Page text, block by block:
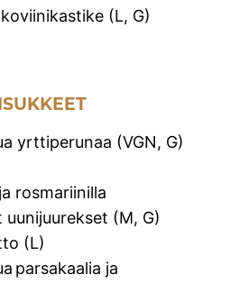
(L, G)
yrttiperunaa (VGN, G)
rosmariinilla
uunijuurekset (M, G)
(L)
parsakaalia ja